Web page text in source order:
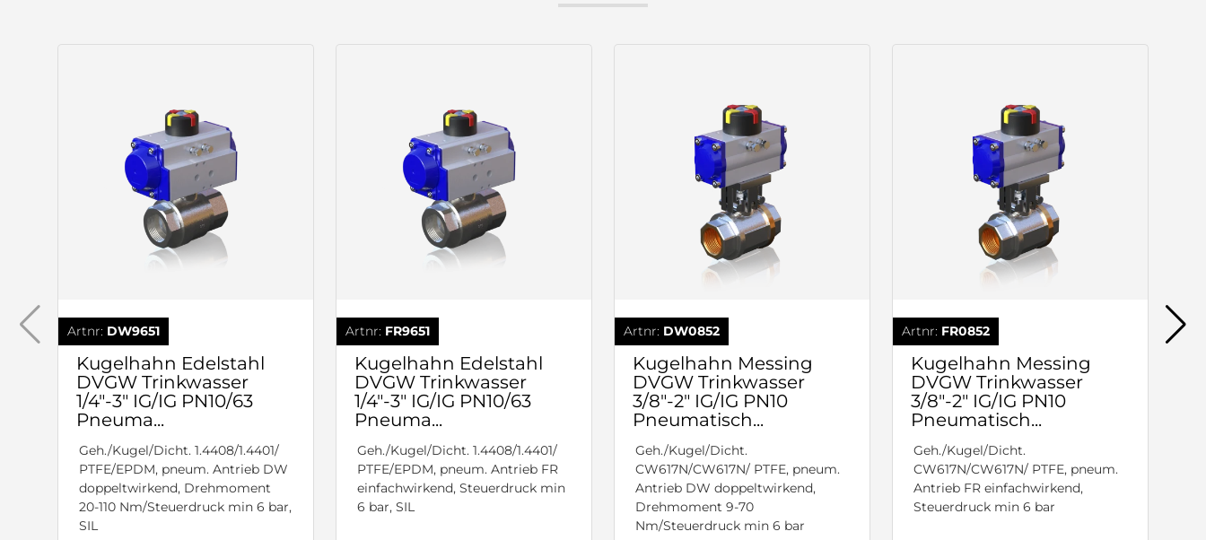
Artnr: DW9651
Kugelhahn Edelstahl
DVGW Trinkwasser
1/4"-3" IG/IG PN10/63
Pneuma...
Geh./Kugel/Dicht. 1.4408/1.4401/
PTFE/EPDM, pneum. Antrieb DW
doppeltwirkend, Drehmoment
20-110 Nm/Steuerdruck min 6 bar,
SIL
Artnr: FR9651
Kugelhahn Edelstahl
DVGW Trinkwasser
1/4"-3" IG/IG PN10/63
Pneuma...
Geh./Kugel/Dicht. 1.4408/1.4401/
PTFE/EPDM, pneum. Antrieb FR
einfachwirkend, Steuerdruck min
6 bar, SIL
Artnr: DW0852
Kugelhahn Messing
DVGW Trinkwasser
3/8"-2" IG/IG PN10
Pneumatisch...
Geh./Kugel/Dicht.
CW617N/CW617N/ PTFE, pneum.
Antrieb DW doppeltwirkend,
Drehmoment 9-70
Nm/Steuerdruck min 6 bar
Artnr: FR0852
Kugelhahn Messing
DVGW Trinkwasser
3/8"-2" IG/IG PN10
Pneumatisch...
Geh./Kugel/Dicht.
CW617N/CW617N/ PTFE, pneum.
Antrieb FR einfachwirkend,
Steuerdruck min 6 bar